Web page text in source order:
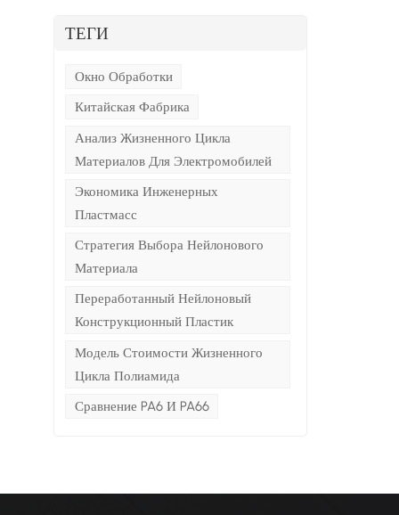
ТЕГИ
Окно Обработки
Китайская Фабрика
Анализ Жизненного Цикла
Материалов Для Электромобилей
Экономика Инженерных
Пластмасс
Стратегия Выбора Нейлонового
Материала
Переработанный Нейлоновый
Конструкционный Пластик
Модель Стоимости Жизненного
Цикла Полиамида
Сравнение PA6 И PA66